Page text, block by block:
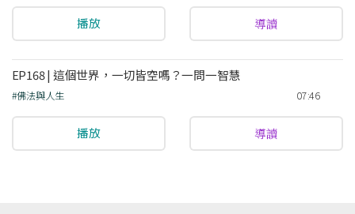
播放 導讀
EP168 | 這個世界，一切皆空嗎？一問一智慧
#佛法與人生 07:46
播放 導讀